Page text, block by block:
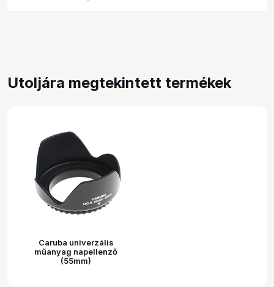
Utoljára megtekintett termékek
Caruba univerzális
műanyag napellenző
(55mm)